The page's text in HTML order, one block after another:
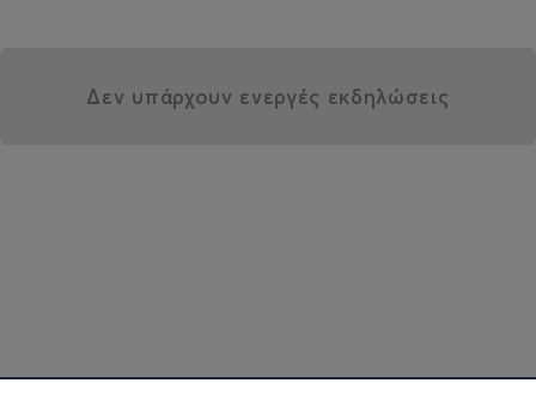
Δεν υπάρχουν ενεργές εκδηλώσεις